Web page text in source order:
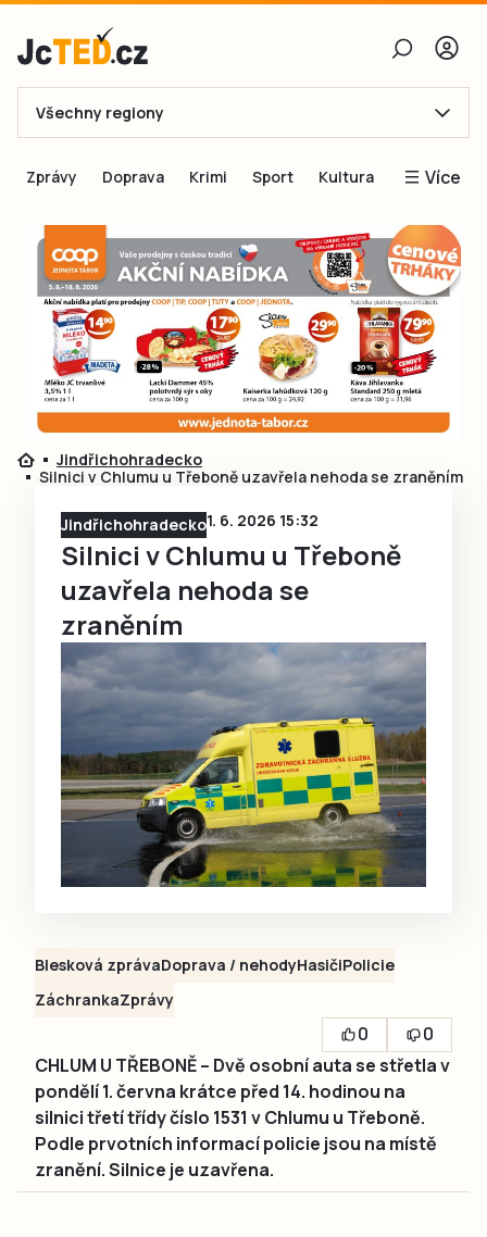
E-mail
Obnovit heslo
Přihlásit se
Přihlásit se přes Facebook
Ještě nemám účet, chci seRegistrovat
Všechny regiony
Zprávy Doprava Krimi Sport Kultura Více
Inspirace
Čtenáři píší
Speciální přílohy
Inzerce
Jindřichohradecko
Silnici v Chlumu u Třeboně uzavřela nehoda se zraněním
Jindřichohradecko1. 6. 2026 15:32
Silnici v Chlumu u Třeboně
uzavřela nehoda se
zraněním
Blesková zprávaDoprava / nehodyHasičiPolicie
ZáchrankaZprávy
0
0
CHLUM U TŘEBONĚ – Dvě osobní auta se střetla v
pondělí 1. června krátce před 14. hodinou na
silnici třetí třídy číslo 1531 v Chlumu u Třeboně.
Podle prvotních informací policie jsou na místě
zranění. Silnice je uzavřena.